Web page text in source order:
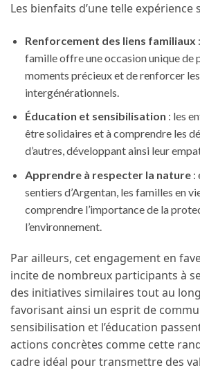
Les bienfaits d’une telle expérience
Renforcement des liens familiaux
famille offre une occasion unique de
moments précieux et de renforcer
intergénérationnels.
Éducation et sensibilisation : les
être solidaires et à comprendre les
d’autres, développant ainsi leur
Apprendre à respecter la nature:
sentiers d’Argentan, les familles en
comprendre l’importance de la
l’environnement.
Par ailleurs, cet engagement en
incite de nombreux participants à
des initiatives similaires tout au long
favorisant ainsi un esprit de
sensibilisation et l’éducation
actions concrètes comme cette
cadre idéal pour transmettre des